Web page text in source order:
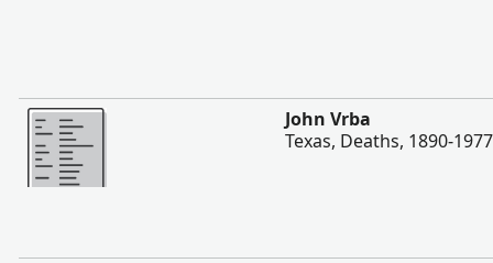
შევიტყოთ მეტი
John Vrba
Texas, Deaths, 1890-1977